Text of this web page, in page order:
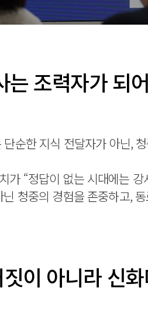
는 조력자가 되
단순한 지식 전달자가 아닌,
가 “정답이 없는 시대에는
닌 청중의 경험을 존중하고,
이 아니라 신